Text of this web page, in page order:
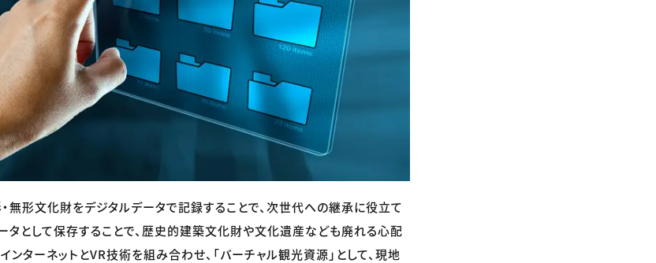
無形文化財をデジタルデータで記録することで、次世代への継承に役立て
タとして保存することで、歴史的建築文化財や文化遺産なども廃れる心配
ンターネットとVR技術を組み合わせ、「バーチャル観光資源」として、現地